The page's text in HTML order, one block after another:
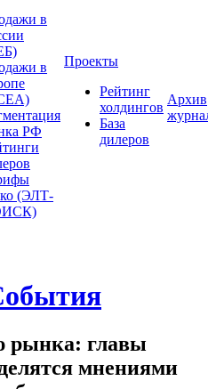
в
в
РФ
(ЭЛТ-
Проекты
Рейтинг
холдингов
База
дилеров
Архив
рынка: главы
мнениями